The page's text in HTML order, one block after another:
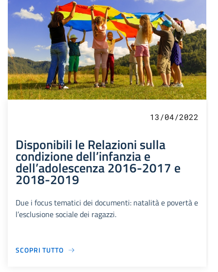
13/04/2022
Disponibili le Relazioni sulla
condizione dell’infanzia e
dell’adolescenza 2016-2017 e
2018-2019
Due i focus tematici dei documenti: natalità e povertà e
l’esclusione sociale dei ragazzi.
SCOPRI TUTTO